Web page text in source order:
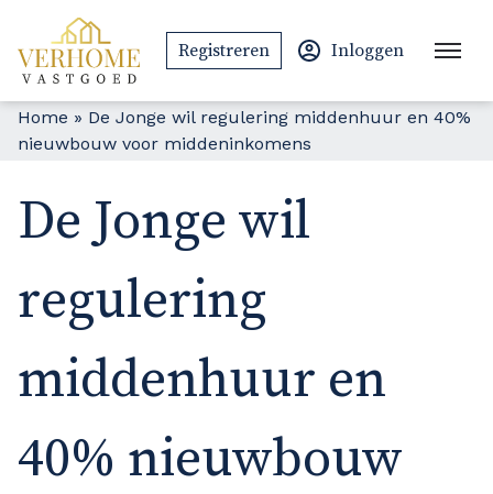
Registreren Inloggen
Home » De Jonge wil regulering middenhuur en 40%
nieuwbouw voor middeninkomens
De Jonge wil
regulering
middenhuur en
40% nieuwbouw